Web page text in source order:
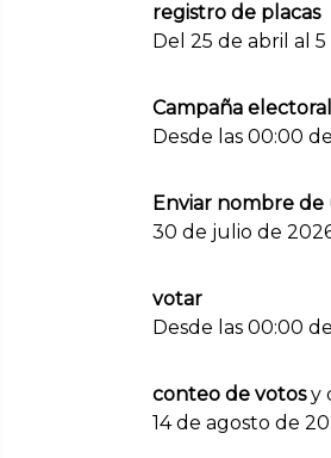
registro de placas
Del 25 de abril al
Campaña electoral
Desde las 00:00
Enviar nombre de
30 de julio de
votar
Desde las 00:00
conteo de votosy
14 de agosto de